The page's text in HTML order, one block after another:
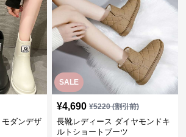
ダンデザ
SALE
¥4,690 ¥5220(割引前)
長靴レディース ダイヤモンドキ
ルトショートブーツ